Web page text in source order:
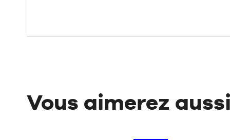
Vous aimerez